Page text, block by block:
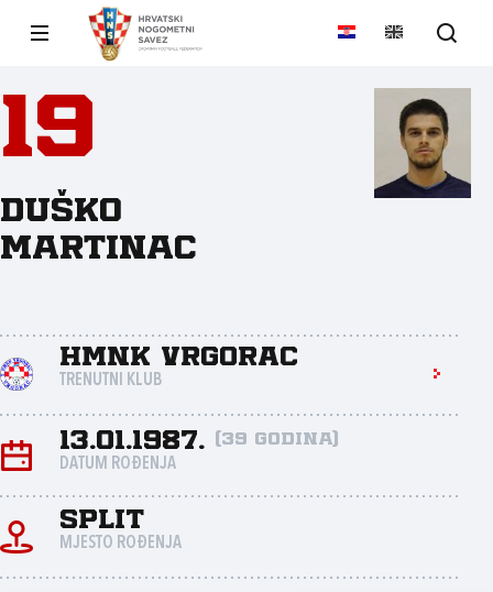
19
Duško
Martinac
HMNK Vrgorac
TRENUTNI KLUB
13.01.1987. (39 godina)
DATUM ROĐENJA
Split
MJESTO ROĐENJA